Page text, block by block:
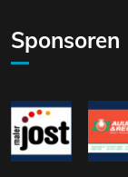
Sponsoren